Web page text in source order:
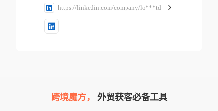
https://linkedin.com/company/lo***td
跨境魔方， 外贸获客必备工具